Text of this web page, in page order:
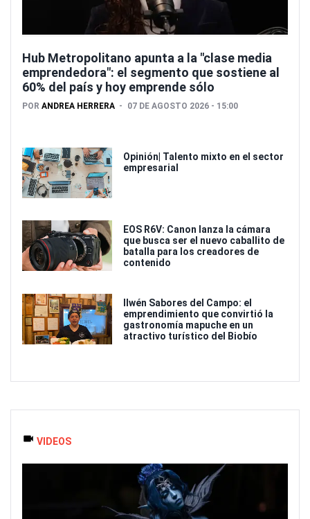
Hub Metropolitano apunta a la "clase media
emprendedora": el segmento que sostiene al
60% del país y hoy emprende sólo
POR ANDREA HERRERA 07 DE AGOSTO 2026 - 15:00
Opinión| Talento mixto en el sector
empresarial
EOS R6V: Canon lanza la cámara
que busca ser el nuevo caballito de
batalla para los creadores de
contenido
Ilwén Sabores del Campo: el
emprendimiento que convirtió la
gastronomía mapuche en un
atractivo turístico del Biobío
VIDEOS